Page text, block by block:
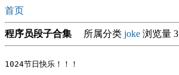
首页
程序员段子合集 所属分类 joke 浏览量
1024节日快乐！！！